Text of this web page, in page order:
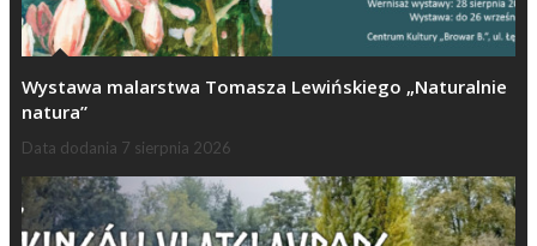
Wystawa malarstwa Tomasza Lewińskiego „Naturalnie
natura”
Data dodania 7 sierpnia 2026